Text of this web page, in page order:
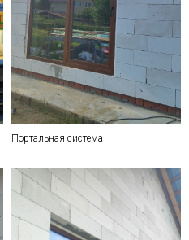
Портальная система